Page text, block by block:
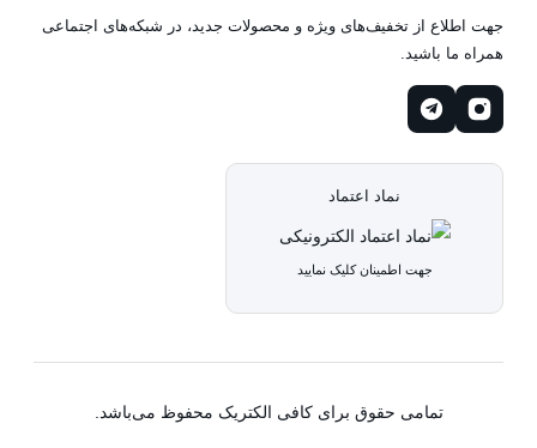
جهت اطلاع از تخفیف‌های ویژه و محصولات جدید، در شبکه‌های اجتماعی
همراه ما باشید.
نماد اعتماد
جهت اطمینان کلیک نمایید
تمامی حقوق برای کافی الکتریک محفوظ می‌باشد.